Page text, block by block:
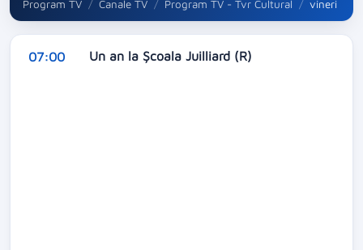
Program TV Canale TV Program TV - Tvr Cultural vineri
07:00 Un an la Şcoala Juilliard (R)